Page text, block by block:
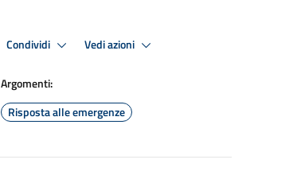
Condividi Vedi azioni
Argomenti:
Risposta alle emergenze